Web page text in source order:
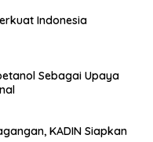
Indonesia
Sebagai Upaya
KADIN Siapkan